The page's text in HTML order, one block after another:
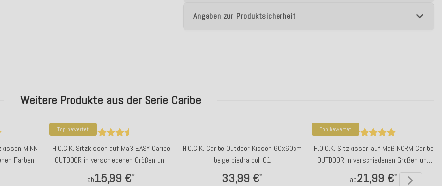
Angaben zur Produktsicherheit
Weitere Produkte aus der Serie Caribe
MINNI
Farben
Top bewertet
H.O.C.K. Sitzkissen auf Maß EASY Caribe
OUTDOOR in verschiedenen Größen und
Farben
ab15,99 €*
H.O.C.K. Caribe Outdoor Kissen 60x60cm
beige piedra col. 01
33,99 €*
Top bewertet
H.O.C.K. Sitzkissen auf Maß NORM Caribe
OUTDOOR in verschiedenen Größen und
Farben
ab21,99 €*